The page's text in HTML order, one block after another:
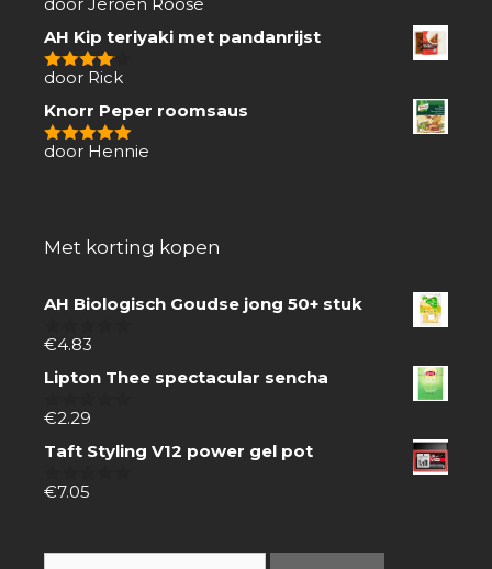
1
5
AH Kip teriyaki met pandanrijst
4van 5
door Rick
Knorr Peper roomsaus
5van 5
door Hennie
Met korting kopen
AH Biologisch Goudse jong 50+ stuk
0
5
€4.83
Lipton Thee spectacular sencha
0
5
€2.29
Taft Styling V12 power gel pot
0
€7.05